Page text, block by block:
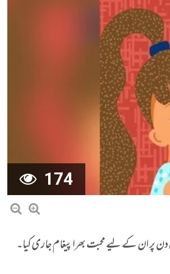
174
پر ان کے لیے محبت بھرا پیغام جاری کیا۔